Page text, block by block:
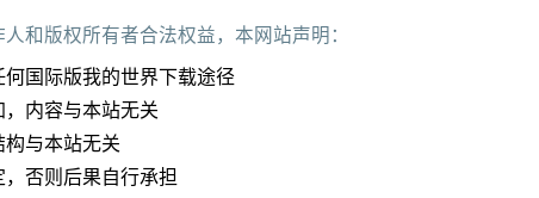
和版权所有者合法权益，本网站声明：
国际版我的世界下载途径
内容与本站无关
与本站无关
否则后果自行承担